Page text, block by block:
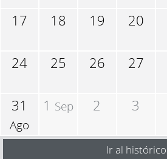
17 18 19 20
24 25 26 27
31
Ago
1 Sep 2 3
Ir al histórico